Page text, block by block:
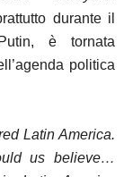
durante il
è tornata
politica
Latin America.
us believe…